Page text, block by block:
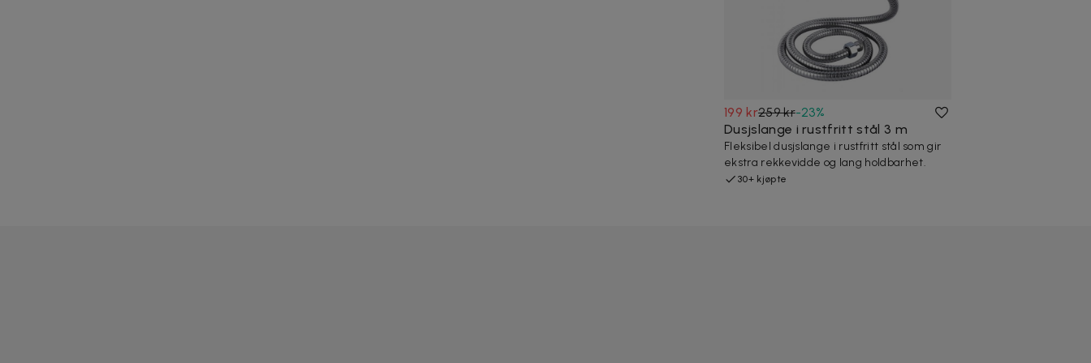
199 kr259 kr-23%
Dusjslange i rustfritt stål 3 m
Fleksibel dusjslange i rustfritt stål som gir
ekstra rekkevidde og lang holdbarhet.
30+ kjøpte